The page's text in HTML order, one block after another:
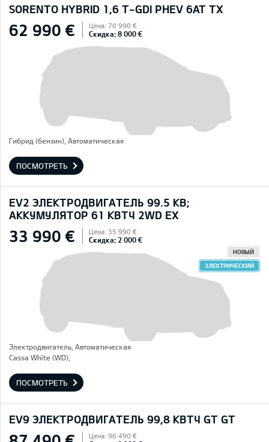
SORENTO HYBRID 1,6 T-GDI PHEV 6AT TX
62 990 € Цена: 70 990 €
Скидка: 8 000 €
Гибрид (бензин), Автоматическая
ПОСМОТРЕТЬ
EV2 ЭЛЕКТРОДВИГАТЕЛЬ 99.5 КВ;
AККУМУЛЯТОР 61 КВТЧ 2WD EX
33 990 € Цена: 35 990 €
Скидка: 2 000 €
НОВЫЙ
ЭЛЕКТРИЧЕСКИЙ
Электродвигатель, Автоматическая
Cassa White (WD),
ПОСМОТРЕТЬ
EV9 ЭЛЕКТРОДВИГАТЕЛЬ 99,8 КВТЧ GT GT
Цена: 96 490 €